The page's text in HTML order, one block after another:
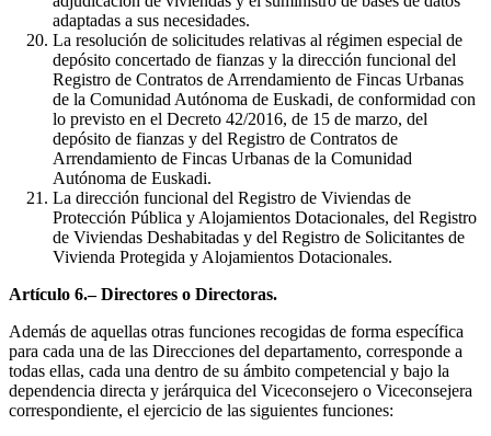
adaptadas a sus necesidades.
La resolución de solicitudes relativas al régimen especial de
depósito concertado de fianzas y la dirección funcional del
Registro de Contratos de Arrendamiento de Fincas Urbanas
de la Comunidad Autónoma de Euskadi, de conformidad con
lo previsto en el Decreto 42/2016, de 15 de marzo, del
depósito de fianzas y del Registro de Contratos de
Arrendamiento de Fincas Urbanas de la Comunidad
Autónoma de Euskadi.
La dirección funcional del Registro de Viviendas de
Protección Pública y Alojamientos Dotacionales, del Registro
de Viviendas Deshabitadas y del Registro de Solicitantes de
Vivienda Protegida y Alojamientos Dotacionales.
Artículo 6.– Directores o Directoras.
Además de aquellas otras funciones recogidas de forma específica
para cada una de las Direcciones del departamento, corresponde a
todas ellas, cada una dentro de su ámbito competencial y bajo la
dependencia directa y jerárquica del Viceconsejero o Viceconsejera
correspondiente, el ejercicio de las siguientes funciones: